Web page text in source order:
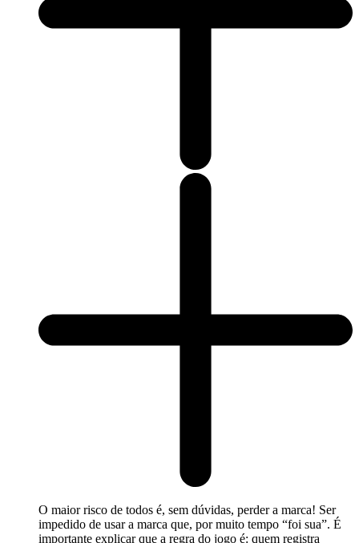
O maior risco de todos é, sem dúvidas, perder a marca! Ser
impedido de usar a marca que, por muito tempo “foi sua”. É
importante explicar que a regra do jogo é: quem registra